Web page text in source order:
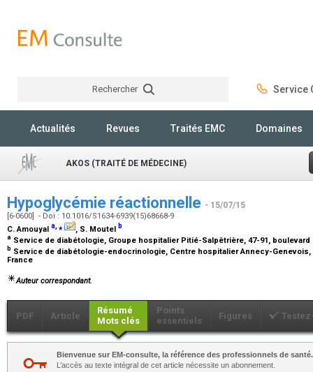
Rechercher Service
Actualités Revues Traités EMC Domaines
AKOS (TRAITÉ DE MÉDECINE)
Hypoglycémie réactionnelle - 15/07/15
[6-0600] - Doi : 10.1016/S1634-6939(15)68668-9
C. Amouyal a,⁎ , S. Moutel b
a Service de diabétologie, Groupe hospitalier Pitié-Salpêtrière, 47-91,
b Service de diabétologie-endocrinologie, Centre hospitalier Annecy-Genevois,
France
Auteur correspondant.
PDF Article
Résumé
Mots clés
Points
essentiels
Figures
Bienvenue sur EM-consulte, la référence des professionnels de santé.
L’accès au texte intégral de cet article nécessite un abonnement.